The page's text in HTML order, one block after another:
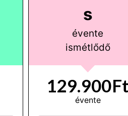
s
évente
ismétlődő
129.900Ft
évente